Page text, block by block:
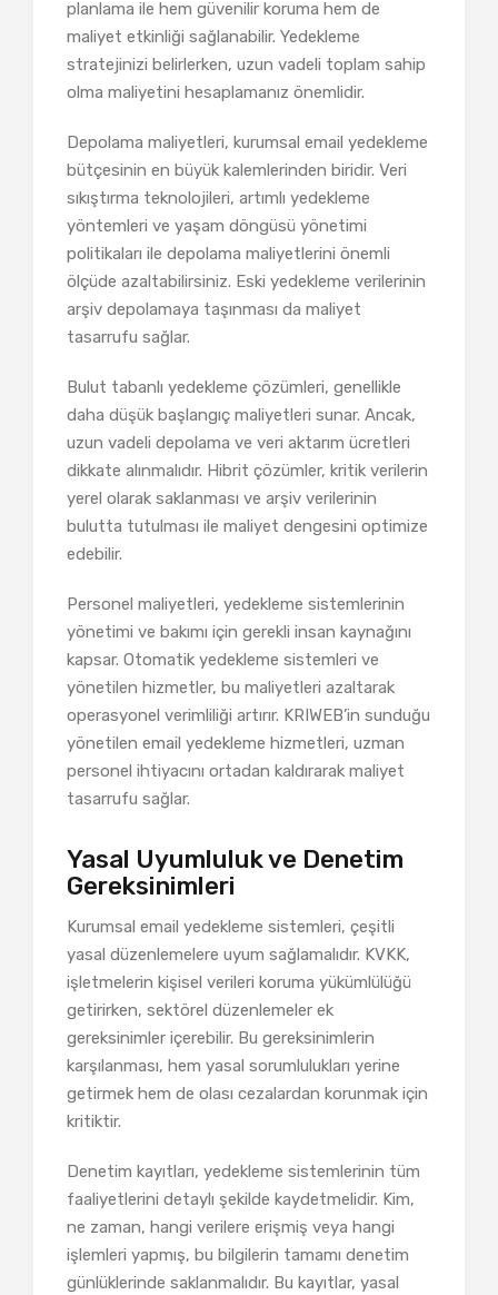
planlama ile hem güvenilir koruma hem de
maliyet etkinliği sağlanabilir. Yedekleme
stratejinizi belirlerken, uzun vadeli toplam sahip
olma maliyetini hesaplamanız önemlidir.
Depolama maliyetleri, kurumsal email yedekleme
bütçesinin en büyük kalemlerinden biridir. Veri
sıkıştırma teknolojileri, artımlı yedekleme
yöntemleri ve yaşam döngüsü yönetimi
politikaları ile depolama maliyetlerini önemli
ölçüde azaltabilirsiniz. Eski yedekleme verilerinin
arşiv depolamaya taşınması da maliyet
tasarrufu sağlar.
Bulut tabanlı yedekleme çözümleri, genellikle
daha düşük başlangıç maliyetleri sunar. Ancak,
uzun vadeli depolama ve veri aktarım ücretleri
dikkate alınmalıdır. Hibrit çözümler, kritik verilerin
yerel olarak saklanması ve arşiv verilerinin
bulutta tutulması ile maliyet dengesini optimize
edebilir.
Personel maliyetleri, yedekleme sistemlerinin
yönetimi ve bakımı için gerekli insan kaynağını
kapsar. Otomatik yedekleme sistemleri ve
yönetilen hizmetler, bu maliyetleri azaltarak
operasyonel verimliliği artırır. KRIWEB’in sunduğu
yönetilen email yedekleme hizmetleri, uzman
personel ihtiyacını ortadan kaldırarak maliyet
tasarrufu sağlar.
Yasal Uyumluluk ve Denetim
Gereksinimleri
Kurumsal email yedekleme sistemleri, çeşitli
yasal düzenlemelere uyum sağlamalıdır. KVKK,
işletmelerin kişisel verileri koruma yükümlülüğü
getirirken, sektörel düzenlemeler ek
gereksinimler içerebilir. Bu gereksinimlerin
karşılanması, hem yasal sorumlulukları yerine
getirmek hem de olası cezalardan korunmak için
kritiktir.
Denetim kayıtları, yedekleme sistemlerinin tüm
faaliyetlerini detaylı şekilde kaydetmelidir. Kim,
ne zaman, hangi verilere erişmiş veya hangi
işlemleri yapmış, bu bilgilerin tamamı denetim
günlüklerinde saklanmalıdır. Bu kayıtlar, yasal